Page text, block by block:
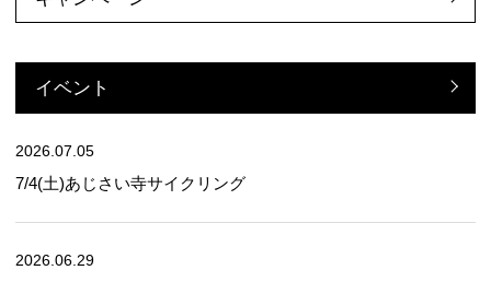
イベント
2026.07.05
7/4(土)あじさい寺サイクリング
2026.06.29